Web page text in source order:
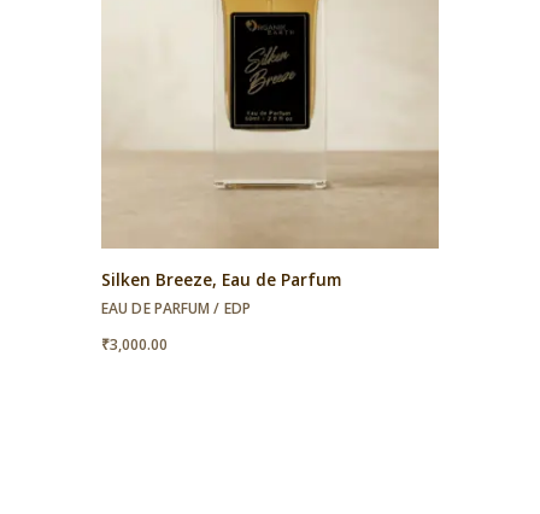
Silken Breeze, Eau de Parfum
EAU DE PARFUM / EDP
₹3,000.00